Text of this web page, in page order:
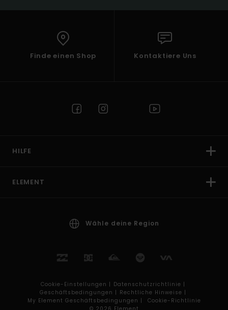
Finde einen Shop Kontaktiere Uns
HILFE
ELEMENT
Wähle deine Region
Cookie-Einstellungen | Datenschutzrichtlinie |
Geschäftsbedingungen | Rechtliche Hinweise |
My Element Geschäftsbedingungen |
Cookie-Richtlinie